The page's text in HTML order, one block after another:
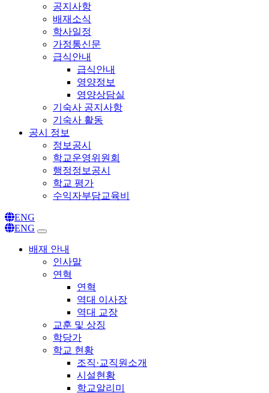
공지사항
배재소식
학사일정
가정통신문
급식안내
급식안내
영양정보
영양상담실
기숙사 공지사항
기숙사 활동
공시 정보
정보공시
학교운영위원회
행정정보공시
학교 평가
수익자부담교육비
ENG
ENG
배재 안내
인사말
연혁
연혁
역대 이사장
역대 교장
교훈 및 상징
학당가
학교 현황
조직·교직원소개
시설현황
학교알리미